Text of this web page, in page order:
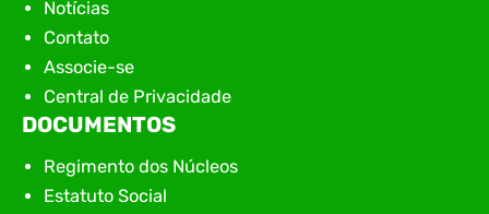
Notícias
Contato
Associe-se
Central de Privacidade
DOCUMENTOS
Regimento dos Núcleos
Estatuto Social